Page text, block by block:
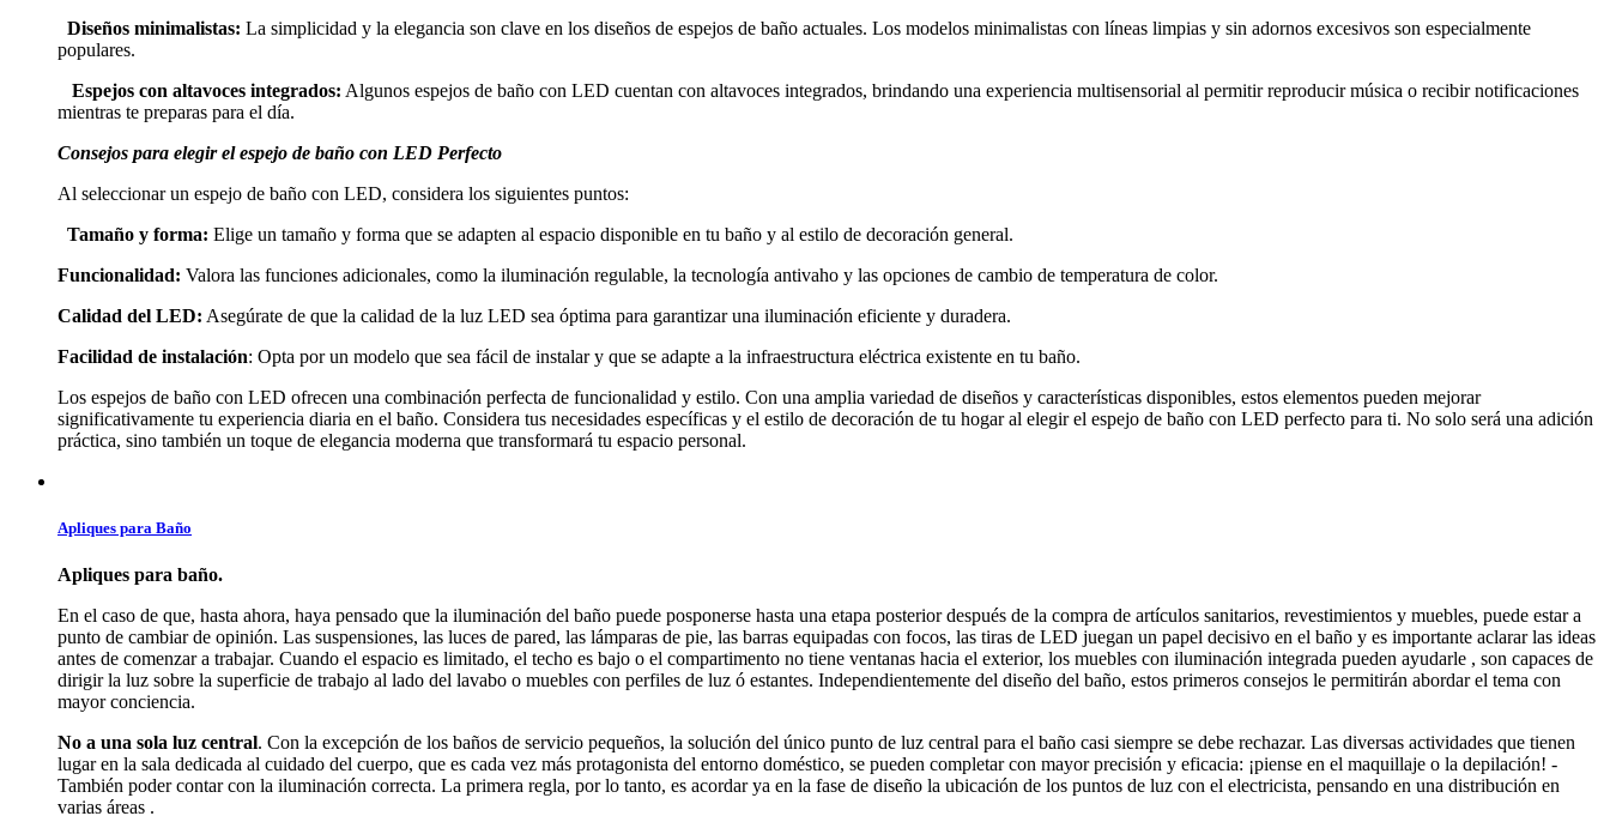
Diseños minimalistas: La simplicidad y la elegancia son clave en los diseños de espejos de baño actuales. Los modelos minimalistas con líneas limpias y sin adornos excesivos son especialmente
populares.
Espejos con altavoces integrados: Algunos espejos de baño con LED cuentan con altavoces integrados, brindando una experiencia multisensorial al permitir reproducir música o recibir notificaciones
mientras te preparas para el día.
Consejos para elegir el espejo de baño con LED Perfecto
Al seleccionar un espejo de baño con LED, considera los siguientes puntos:
Tamaño y forma: Elige un tamaño y forma que se adapten al espacio disponible en tu baño y al estilo de decoración general.
Funcionalidad: Valora las funciones adicionales, como la iluminación regulable, la tecnología antivaho y las opciones de cambio de temperatura de color.
Calidad del LED: Asegúrate de que la calidad de la luz LED sea óptima para garantizar una iluminación eficiente y duradera.
Facilidad de instalación: Opta por un modelo que sea fácil de instalar y que se adapte a la infraestructura eléctrica existente en tu baño.
Los espejos de baño con LED ofrecen una combinación perfecta de funcionalidad y estilo. Con una amplia variedad de diseños y características disponibles, estos elementos pueden mejorar
significativamente tu experiencia diaria en el baño. Considera tus necesidades específicas y el estilo de decoración de tu hogar al elegir el espejo de baño con LED perfecto para ti. No solo será una adición
práctica, sino también un toque de elegancia moderna que transformará tu espacio personal.
Apliques para Baño
Apliques para baño.
En el caso de que, hasta ahora, haya pensado que la iluminación del baño puede posponerse hasta una etapa posterior después de la compra de artículos sanitarios, revestimientos y muebles, puede estar a
punto de cambiar de opinión. Las suspensiones, las luces de pared, las lámparas de pie, las barras equipadas con focos, las tiras de LED juegan un papel decisivo en el baño y es importante aclarar las ideas
antes de comenzar a trabajar. Cuando el espacio es limitado, el techo es bajo o el compartimento no tiene ventanas hacia el exterior, los muebles con iluminación integrada pueden ayudarle , son capaces de
dirigir la luz sobre la superficie de trabajo al lado del lavabo o muebles con perfiles de luz ó estantes. Independientemente del diseño del baño, estos primeros consejos le permitirán abordar el tema con
mayor conciencia.
No a una sola luz central. Con la excepción de los baños de servicio pequeños, la solución del único punto de luz central para el baño casi siempre se debe rechazar. Las diversas actividades que tienen
lugar en la sala dedicada al cuidado del cuerpo, que es cada vez más protagonista del entorno doméstico, se pueden completar con mayor precisión y eficacia: ¡piense en el maquillaje o la depilación! -
También poder contar con la iluminación correcta. La primera regla, por lo tanto, es acordar ya en la fase de diseño la ubicación de los puntos de luz con el electricista, pensando en una distribución en
varias áreas .